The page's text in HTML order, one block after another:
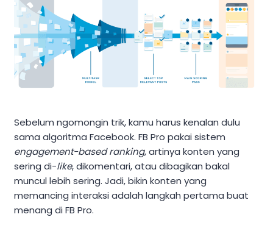
Sebelum ngomongin trik, kamu harus kenalan dulu
sama algoritma Facebook. FB Pro pakai sistem
engagement-based ranking, artinya konten yang
sering di-like, dikomentari, atau dibagikan bakal
muncul lebih sering. Jadi, bikin konten yang
memancing interaksi adalah langkah pertama buat
menang di FB Pro.